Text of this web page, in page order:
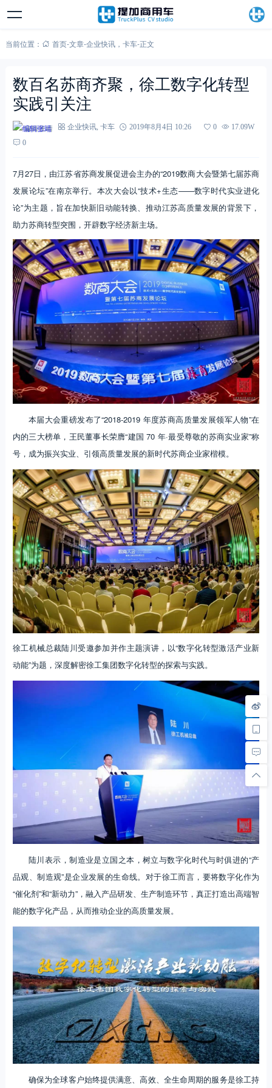
当前位置： 首页-文章-企业快讯， 卡车-正文
数百名苏商齐聚，徐工数字化转型
实践引关注
编辑张靖 企业快讯, 卡车 2019年8月4日 10:26 0
17.09W
0
7月27日，由江苏省苏商发展促进会主办的“2019数商大会暨第七届苏商
发展论坛”在南京举行。本次大会以“技术+生态——数字时代实业进化
论”为主题，旨在加快新旧动能转换、推动江苏高质量发展的背景下，
助力苏商转型突围，开辟数字经济新主场。
本届大会重磅发布了“2018-2019 年度苏商高质量发展领军人物”在
内的三大榜单，王民董事长荣膺“建国 70 年·最受尊敬的苏商实业家”称
号，成为振兴实业、引领高质量发展的新时代苏商企业家楷模。
徐工机械总裁陆川受邀参加并作主题演讲，以“数字化转型激活产业新
动能”为题，深度解密徐工集团数字化转型的探索与实践。
陆川表示，制造业是立国之本，树立与数字化时代与时俱进的“产
品观、制造观”是企业发展的生命线。对于徐工而言，要将数字化作为
“催化剂”和“新动力”，融入产品研发、生产制造环节，真正打造出高端智
能的数字化产品，从而推动企业的高质量发展。
确保为全球客户始终提供满意、高效、全生命周期的服务是徐工持